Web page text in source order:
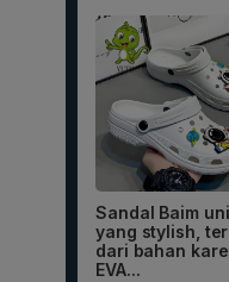
Sandal Baim
yang stylish,
dari bahan
EVA...